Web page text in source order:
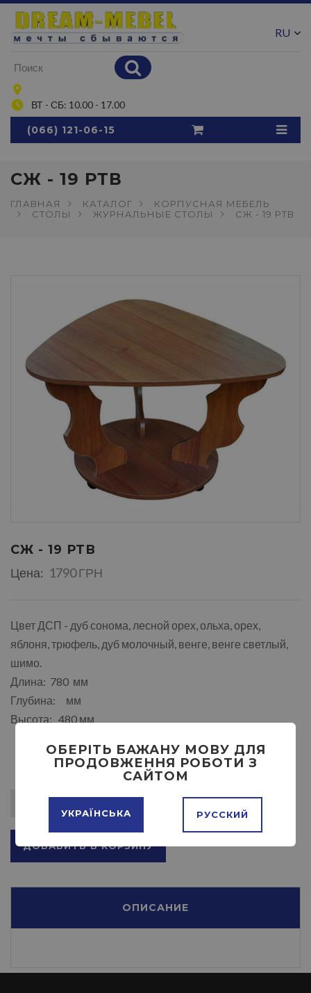
ВТ - СБ: 10.00 - 17.00
RU
(066) 121-06-15
СЖ - 19 РТВ
ГЛАВНАЯ КАТАЛОГ
КОРПУСНАЯ МЕБЕЛЬ
СТОЛЫ
ЖУРНАЛЬНЫЕ СТОЛЫ СЖ - 19 РТВ
СЖ - 19 РТВ
Цена: 1790 ГРН
Цвет ДСП - дуб сонома, лесной орех, ольха, орех,
яблоня, трюфель, дуб молочный, венге, венге светлый,
шимо.
Длина: 780 мм
Глубина: мм
Высота: 480 мм
ДОБАВИТЬ В КОРЗИНУ
ОПИСАНИЕ
ОБЕРІТЬ БАЖАНУ МОВУ ДЛЯ
ПРОДОВЖЕННЯ РОБОТИ З
САЙТОМ
УКРАЇНСЬКА РУССКИЙ